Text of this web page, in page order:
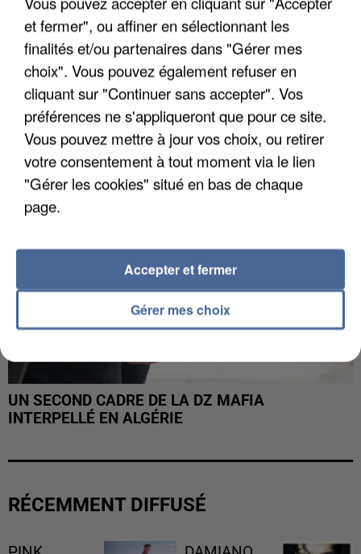
L’UN DES FONDATEURS SUPPOSÉS DE LA DZ
MAFIA INTERPELLÉ EN ALGÉRIE
UN SECOND CADRE DE LA DZ MAFIA
INTERPELLÉ EN ALGÉRIE
RÉCEMMENT DIFFUSÉ
et fermer", ou affiner en sélectionnant les
finalités et/ou partenaires dans "Gérer mes
choix". Vous pouvez également refuser en
cliquant sur "Continuer sans accepter". Vos
préférences ne s'appliqueront que pour ce site.
Vous pouvez mettre à jour vos choix, ou retirer
votre consentement à tout moment via le lien
"Gérer les cookies" situé en bas de chaque
page.
Gérer mes choix
Accepter et fermer